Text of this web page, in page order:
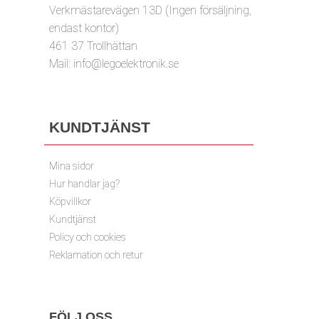
Verkmästarevägen 13D (Ingen försäljning,
endast kontor)
461 37 Trollhättan
Mail: info@legoelektronik.se
KUNDTJÄNST
Mina sidor
Hur handlar jag?
Köpvillkor
Kundtjänst
Policy och cookies
Reklamation och retur